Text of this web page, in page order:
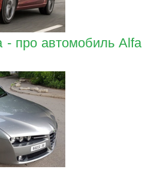
- про автомобиль Alfa